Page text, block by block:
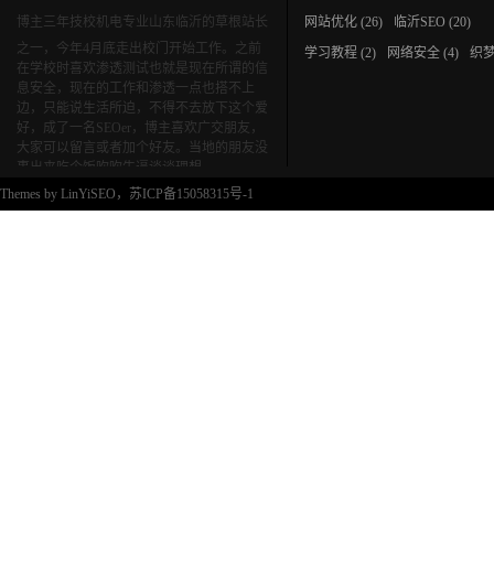
博主三年技校机电专业山东临沂的草根站长
之一，今年4月底走出校门开始工作。之前
在学校时喜欢渗透测试也就是现在所谓的信
息安全，现在的工作和渗透一点也搭不上
边，只能说生活所迫，不得不去放下这个爱
好，成了一名SEOer，博主喜欢广交朋友，
大家可以留言或者加个好友。当地的朋友没
事出来吃个饭吹吹牛逼谈谈理想。
网站优化 (26) 临沂SEO (20)
学习教程 (2) 网络安全 (4) 织
Themes by LinYiSEO ，苏ICP备15058315号-1